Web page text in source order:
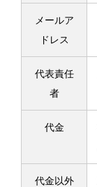
メールア
ドレス
代表責任
者
代金
代金以外